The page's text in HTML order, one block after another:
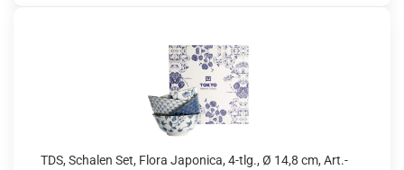
TDS, Schalen Set, Flora Japonica, 4-tlg., Ø 14,8 cm, Art.-